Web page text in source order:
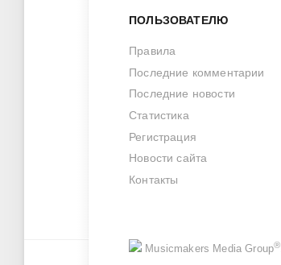
ПОЛЬЗОВАТЕЛЮ
Правила
Последние комментарии
Последние новости
Статистика
Регистрация
Новости сайта
Контакты
Musicmakers Media Group®